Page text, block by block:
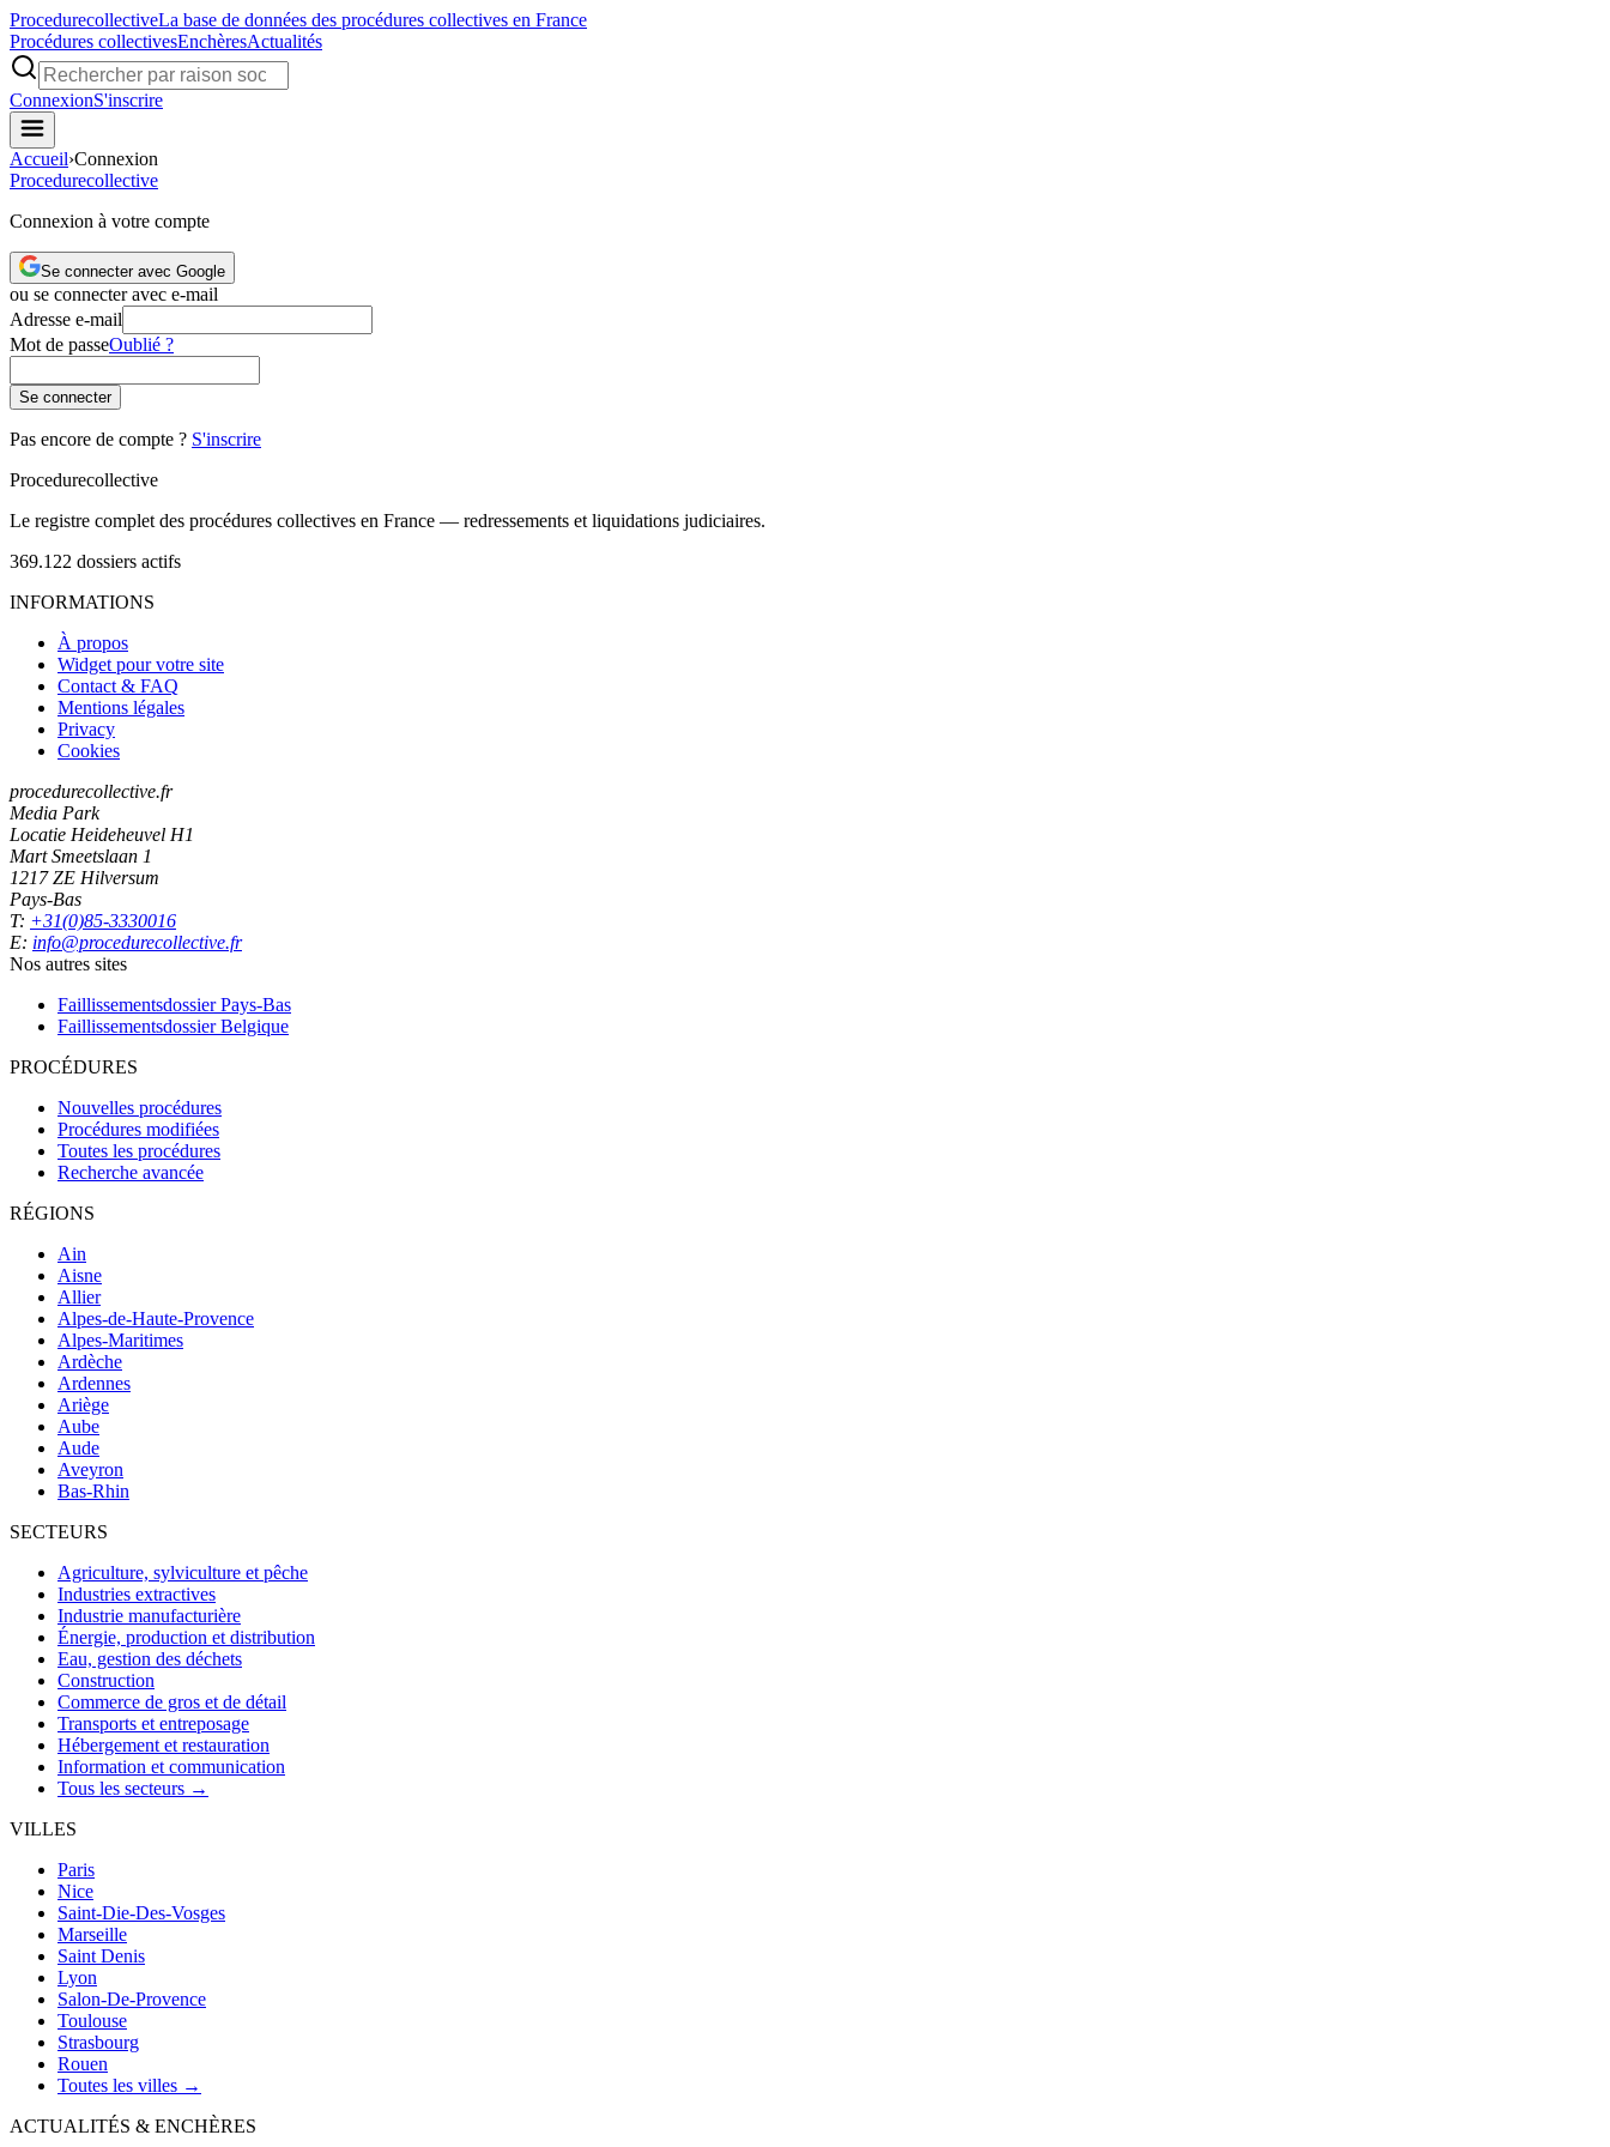
ProcedurecollectiveLa base de données des procédures collectives en France
Procédures collectivesEnchèresActualités
ConnexionS'inscrire
Accueil›Connexion
Procedurecollective
Connexion à votre compte
Se connecter avec Google
ou se connecter avec e-mail
Adresse e-mail
Mot de passeOublié ?
Se connecter
Pas encore de compte ? S'inscrire
Procedurecollective
Le registre complet des procédures collectives en France — redressements et liquidations judiciaires.
369.122 dossiers actifs
INFORMATIONS
À propos
Widget pour votre site
Contact & FAQ
Mentions légales
Privacy
Cookies
procedurecollective.fr
Media Park
Locatie Heideheuvel H1
Mart Smeetslaan 1
1217 ZE Hilversum
Pays-Bas
T: +31(0)85-3330016
E: info@procedurecollective.fr
Nos autres sites
Faillissementsdossier Pays-Bas
Faillissementsdossier Belgique
PROCÉDURES
Nouvelles procédures
Procédures modifiées
Toutes les procédures
Recherche avancée
RÉGIONS
Ain
Aisne
Allier
Alpes-de-Haute-Provence
Alpes-Maritimes
Ardèche
Ardennes
Ariège
Aube
Aude
Aveyron
Bas-Rhin
SECTEURS
Agriculture, sylviculture et pêche
Industries extractives
Industrie manufacturière
Énergie, production et distribution
Eau, gestion des déchets
Construction
Commerce de gros et de détail
Transports et entreposage
Hébergement et restauration
Information et communication
Tous les secteurs →
VILLES
Paris
Nice
Saint-Die-Des-Vosges
Marseille
Saint Denis
Lyon
Salon-De-Provence
Toulouse
Strasbourg
Rouen
Toutes les villes →
ACTUALITÉS & ENCHÈRES